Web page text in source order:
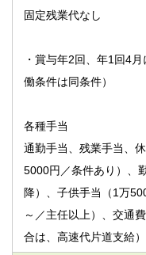
固定残業代なし
・賞与年2回、年1回4
働条件は同条件）
各種手当
通勤手当、残業手当、
5000円／条件あり）、
降）、子供手当（1万
～／主任以上）、交通
合は、高速代片道支給）